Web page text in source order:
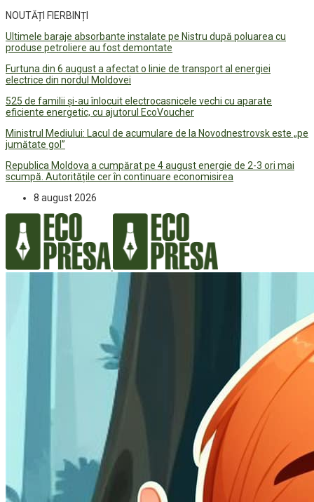
NOUTĂȚI FIERBINȚI
Ultimele baraje absorbante instalate pe Nistru după poluarea cu
produse petroliere au fost demontate
Furtuna din 6 august a afectat o linie de transport al energiei
electrice din nordul Moldovei
525 de familii și-au înlocuit electrocasnicele vechi cu aparate
eficiente energetic, cu ajutorul EcoVoucher
Ministrul Mediului: Lacul de acumulare de la Novodnestrovsk este „pe
jumătate gol”
Republica Moldova a cumpărat pe 4 august energie de 2-3 ori mai
scumpă. Autoritățile cer în continuare economisirea
8 august 2026